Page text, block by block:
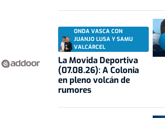
ONDA VASCA CON
JUANJO LUSA Y SAMU
VALCÁRCEL
La Movida Deportiva
(07.08.26): A Colonia
en pleno volcán de
rumores